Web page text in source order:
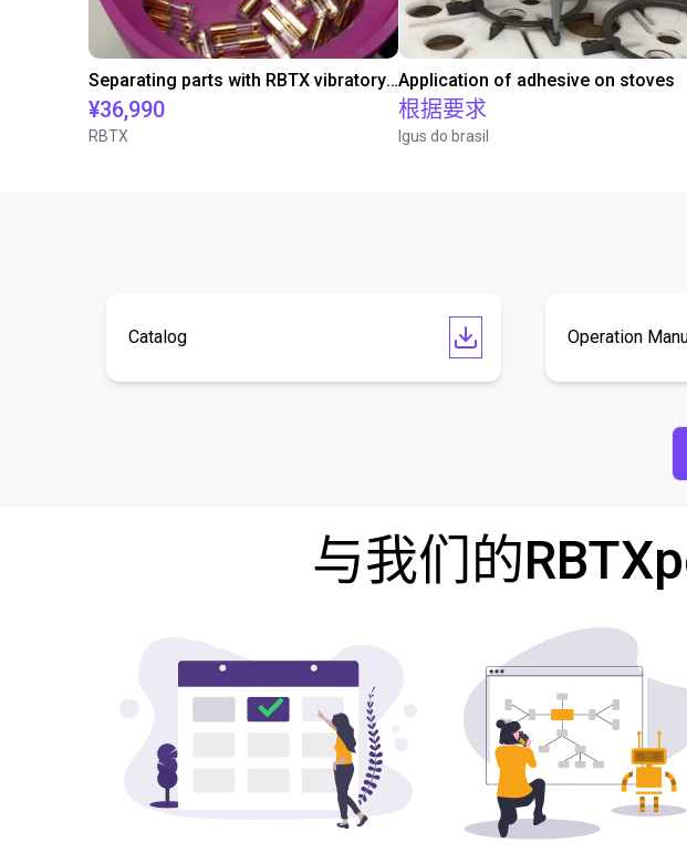
Separating parts with RBTX vibratory feeder
¥36,990
RBTX
Application of adhesive on stoves
根据要求
Igus do brasil
Catalog Operation
与我们的